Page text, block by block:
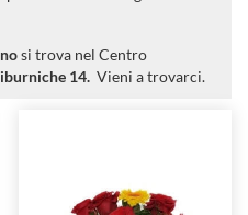
si trova nel Centro
14. Vieni a trovarci.